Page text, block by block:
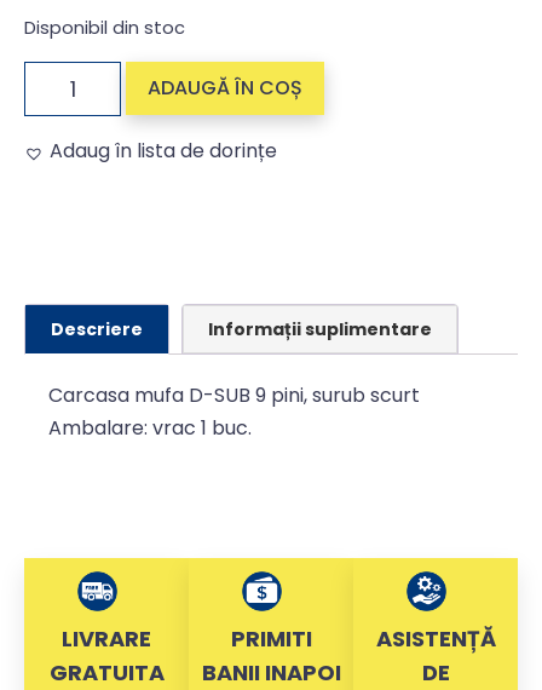
Disponibil din stoc
ADAUGĂ ÎN COȘ
Adaug în lista de dorințe
Descriere Informații suplimentare
Carcasa mufa D-SUB 9 pini, surub scurt
Ambalare: vrac 1 buc.
LIVRARE
GRATUITA
PRIMITI
BANII INAPOI
ASISTENȚĂ
DE